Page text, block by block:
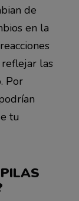
de
en la
las
Por
tu